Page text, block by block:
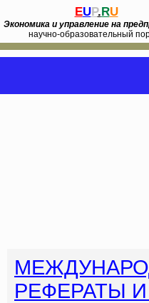
EUP.RU
Экономика и управление на
научно-образовательный
РЕФЕРАТЫ